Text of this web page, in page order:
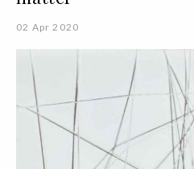
02 Apr 2020